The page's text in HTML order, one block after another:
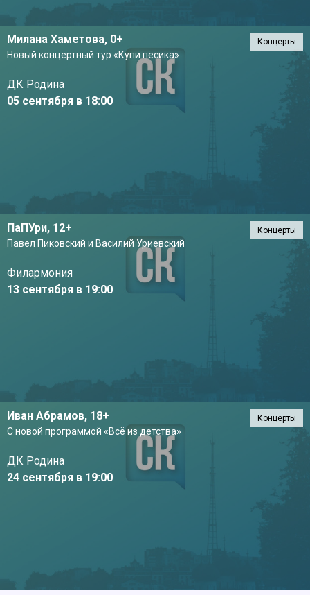
Милана Хаметова, 0+
Новый концертный тур «Купи пёсика»
ДК Родина
05 сентября в 18:00
Концерты
ПаПУри, 12+
Павел Пиковский и Василий Уриевский
Филармония
13 сентября в 19:00
Концерты
Иван Абрамов, 18+
С новой программой «Всё из детства»
ДК Родина
24 сентября в 19:00
Концерты